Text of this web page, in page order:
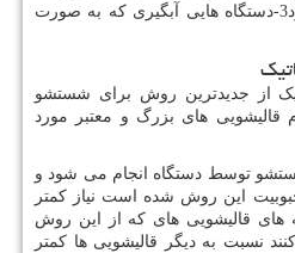
برای آبکشی استفاده می شود3-دستگاه هایی آبگیری که به صورت
از جدیدترین روش برای شستشو
های بزرگ و معتبر مورد
توسط دستگاه انجام می شود و
این روش شده است نیاز کمتر
های قالیشویی های که از این روش
نسبت به دیگر قالیشویی ها کمتر